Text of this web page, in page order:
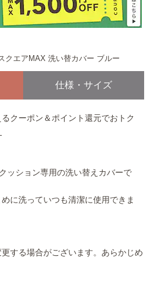
クエアMAX 洗い替カバー ブルー
仕様・サイズ
クーポン＆ポイント還元でおトク
ッション専用の洗い替えカバーで
に洗っていつも清潔に使用できま
する場合がございます。あらかじめ